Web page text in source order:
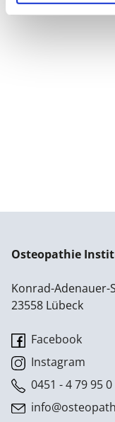
Osteopathie
Konrad-Adenauer-
23558 Lübeck
Facebook
Instagram
0451 - 4 79 95 0